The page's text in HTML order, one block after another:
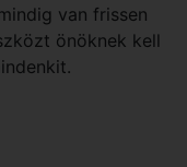
van frissen
önöknek kell